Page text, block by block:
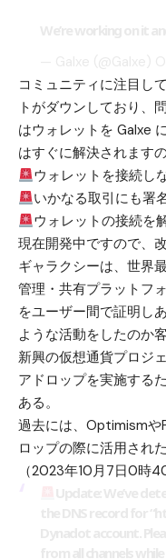
コミュニティに注目し
トがダウンしており、
はウォレットを Galxe
はすぐに解決されます
ウォレットを接続し
いかなる取引にも署
ウォレットの接続を
現在開発中ですので、
ギャラクシーは、世界
管理・共有プラットフ
をユーザー間で証明し
ような活動をしたのか
新興の仮想通貨プロジ
アドロップを実施する
ある。
過去には、Optimismや
ロップの際に活用された
（2023年10月7日0時